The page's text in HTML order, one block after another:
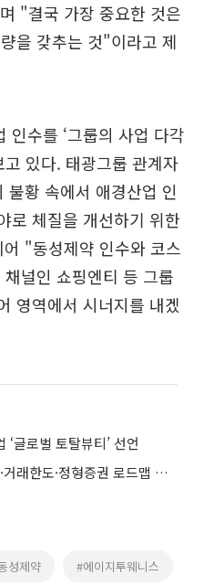
"결국 가장 중요한 것은
을 갖추는 것"이라고 제
인수를 ‘그룹의 사업 다각
있다. 태광그룹 관계자
불황 속에서 애경산업 인
로 체질을 개선하기 위한
"동성제약 인수와 코스
널인 쇼핑엔티 등 그룹
영역에서 시너지를 내겠
글로벌 토탈뷰티’ 선언
STO 하위법규 예상안, 풀링·거래한도·정형증권 로드맵 제시
성제약 #에이지투웨니스